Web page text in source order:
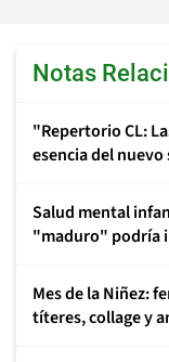
Notas
"Repertorio CL:
esencia del
Salud mental
"maduro" podría
Mes de la Niñez:
títeres, collage y